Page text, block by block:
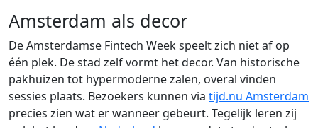
Amsterdam als decor
De Amsterdamse Fintech Week speelt zich niet af op
één plek. De stad zelf vormt het decor. Van historische
pakhuizen tot hypermoderne zalen, overal vinden
sessies plaats. Bezoekers kunnen via tijd.nu Amsterdam
precies zien wat er wanneer gebeurt. Tegelijk leren zij